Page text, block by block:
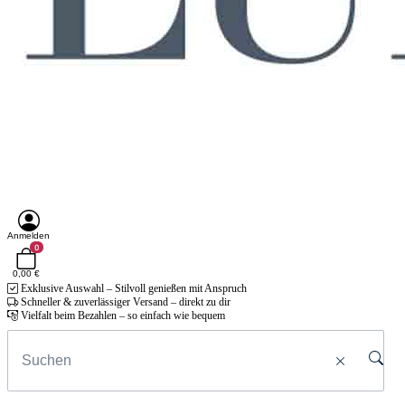
Anmelden
0
0,00 €
Exklusive Auswahl – Stilvoll genießen mit Anspruch
Schneller & zuverlässiger Versand – direkt zu dir
Vielfalt beim Bezahlen – so einfach wie bequem